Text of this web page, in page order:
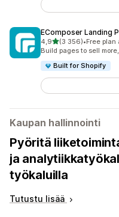
EComposer Landing
4,9/ 5 tähteä
(3 356)
3356 arvostelua
•Free plan
Build pages to sell
Built for Shopify
Kaupan hallinnointi
Pyöritä
ja
työkaluilla
Tutustu lisää